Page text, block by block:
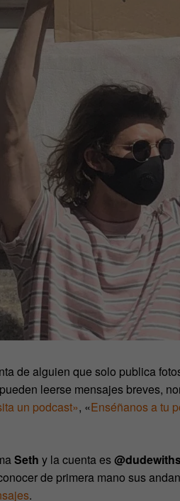
de alguien que solo publica
leerse mensajes breves,
un podcast», «Enséñanos a tu
Seth y la cuenta es
de primera mano sus
.